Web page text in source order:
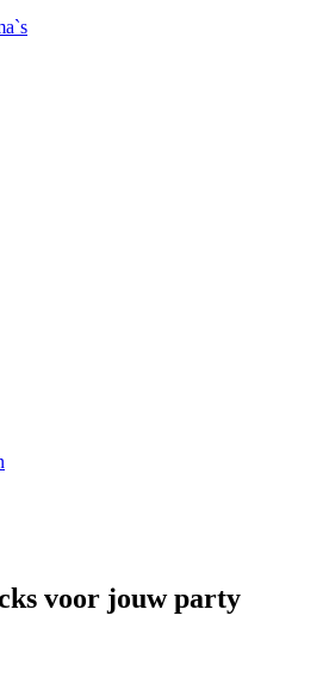
voor jouw party